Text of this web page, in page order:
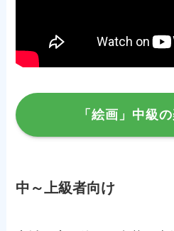
「絵画」中級
中～上級者向け